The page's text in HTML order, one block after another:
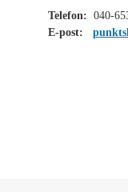
Telefon: 040-
E-post: